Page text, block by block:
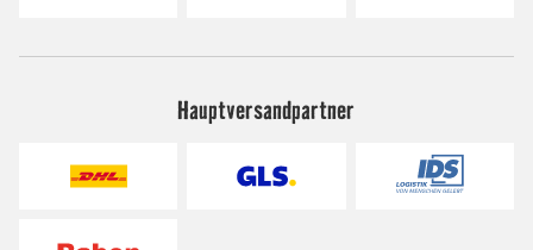
Hauptversandpartner